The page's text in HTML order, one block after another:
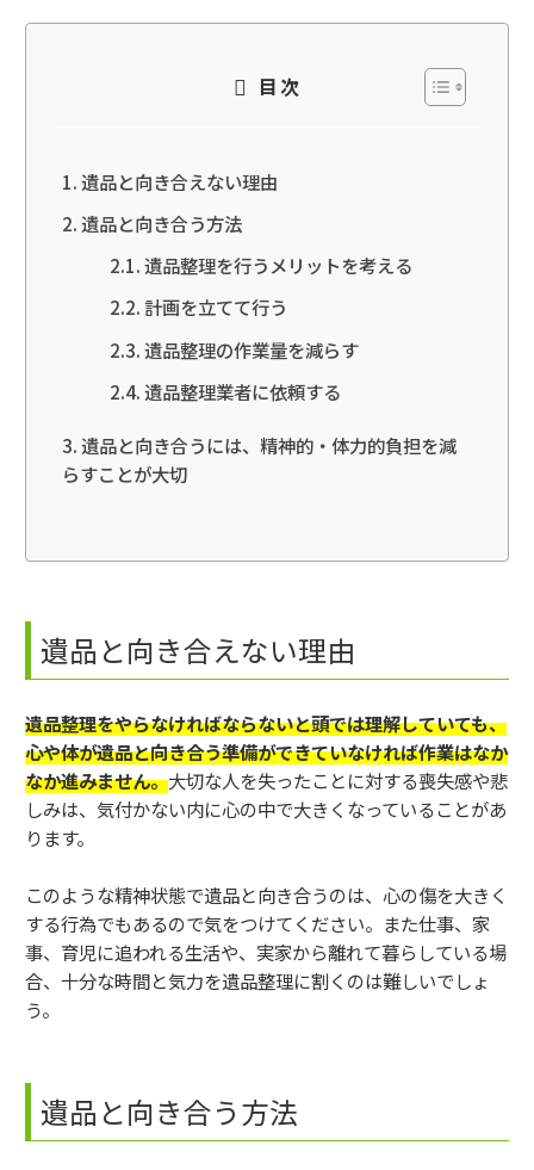
目次
遺品と向き合えない理由
遺品と向き合う方法
遺品整理を行うメリットを考える
計画を立てて行う
遺品整理の作業量を減らす
遺品整理業者に依頼する
遺品と向き合うには、精神的・体力的負担を減
らすことが大切
遺品と向き合えない理由
遺品整理をやらなければならないと頭では理解していても、
心や体が遺品と向き合う準備ができていなければ作業はなか
なか進みません。大切な人を失ったことに対する喪失感や悲
しみは、気付かない内に心の中で大きくなっていることがあ
ります。
このような精神状態で遺品と向き合うのは、心の傷を大きく
する行為でもあるので気をつけてください。また仕事、家
事、育児に追われる生活や、実家から離れて暮らしている場
合、十分な時間と気力を遺品整理に割くのは難しいでしょ
う。
遺品と向き合う方法